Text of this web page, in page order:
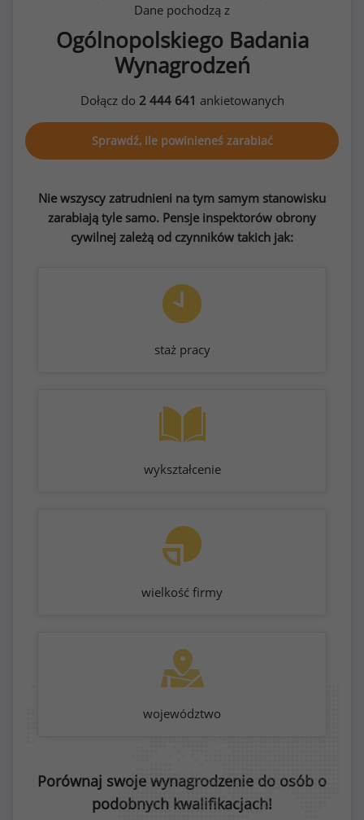
Dane pochodzą z
Ogólnopolskiego Badania
Wynagrodzeń
Dołącz do 2 444 641 ankietowanych
Sprawdź, ile powinieneś zarabiać
Nie wszyscy zatrudnieni na tym samym stanowisku
zarabiają tyle samo. Pensje inspektorów obrony
cywilnej zależą od czynników takich jak:
staż pracy
wykształcenie
wielkość firmy
województwo
Porównaj swoje wynagrodzenie do osób o
podobnych kwalifikacjach!